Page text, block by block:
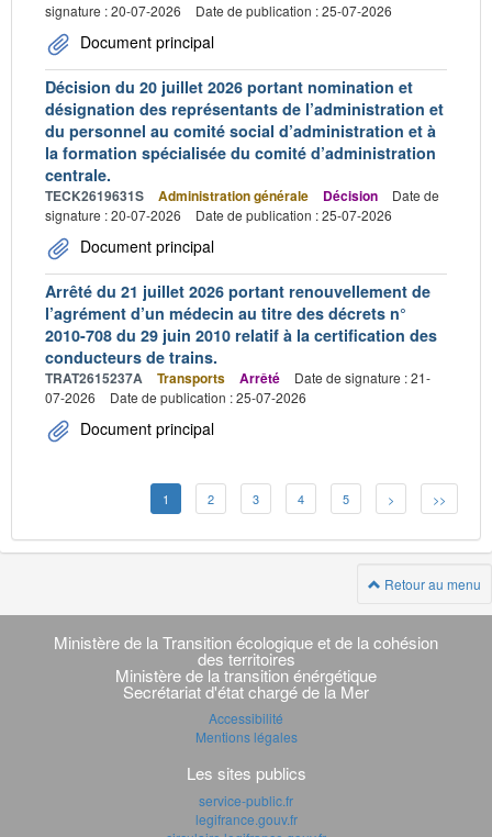
signature : 20-07-2026
Date de publication : 25-07-2026
Document principal
Décision du 20 juillet 2026 portant nomination et
désignation des représentants de l’administration et
du personnel au comité social d’administration et à
la formation spécialisée du comité d’administration
centrale.
TECK2619631S Administration générale Décision
Date de
signature : 20-07-2026
Date de publication : 25-07-2026
Document principal
Arrêté du 21 juillet 2026 portant renouvellement de
l’agrément d’un médecin au titre des décrets n°
2010-708 du 29 juin 2010 relatif à la certification des
conducteurs de trains.
TRAT2615237A Transports Arrêté
Date de signature : 21-
07-2026
Date de publication : 25-07-2026
Document principal
1 2 3 4 5 > >>
Retour au menu
Navigation
transverse
Ministère de la Transition écologique et de la cohésion
des territoires
Ministère de la transition énérgétique
Secrétariat d'état chargé de la Mer
Accessibilité
Mentions légales
Les sites publics
service-public.fr
legifrance.gouv.fr